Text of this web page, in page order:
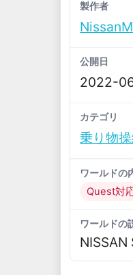
製作者
公開日
2022-
カテゴリ
乗り物
ワールドの
Quest対
ワールドの